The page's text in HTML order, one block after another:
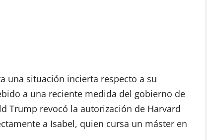
una situación incierta respecto a su
a una reciente medida del gobierno de
Trump revocó la autorización de Harvard
a Isabel, quien cursa un máster en